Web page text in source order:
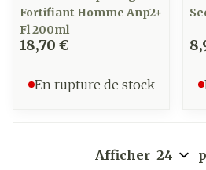
Fortifiant Homme Anp2+
Fl 200ml
18,70 €
En rupture de stock
Afficher